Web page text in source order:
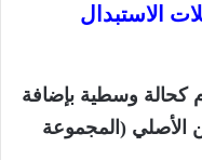
الاستبدال
كحالة وسطية بإضافة
الأصلي (المجموعة